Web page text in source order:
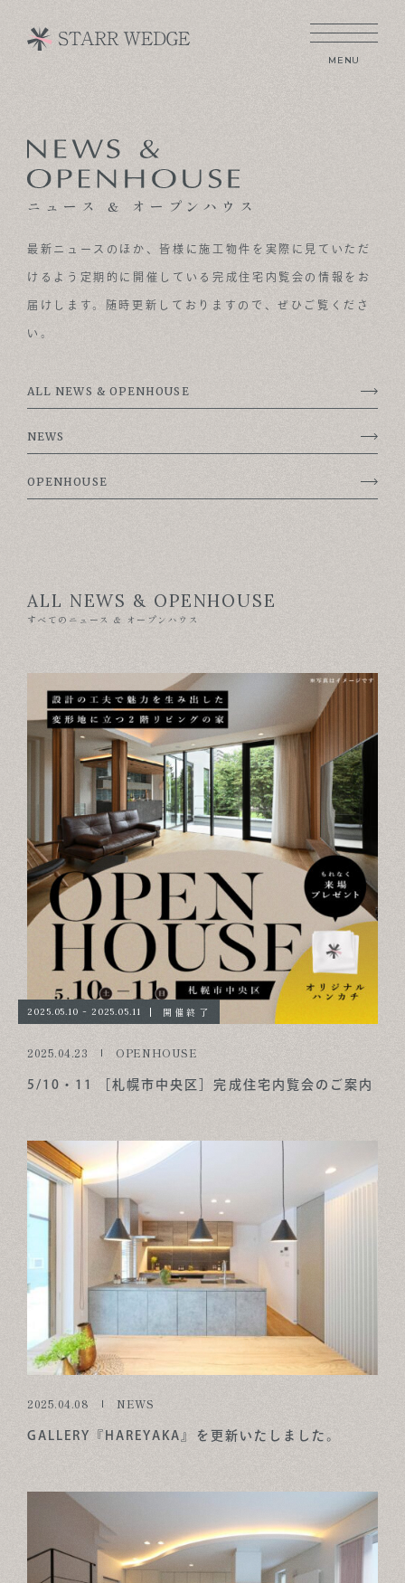
MENU
CONCEPT
TECHNOLOGY
VOICE
MODEL HOUSE
NEWS & OPENHOUSE
FOR BUSINESS
SUSTAINABLE DESIGN
COMPANY
ニュース & オープンハウス
最新ニュースのほか、皆様に施工物件を実際に見ていただ
けるよう定期的に開催している完成住宅内覧会の情報をお
届けします。 随時更新しておりますので、ぜひご覧くださ
い。
ALL NEWS & OPENHOUSE
NEWS
OPENHOUSE
ALL NEWS & OPENHOUSE
すべてのニュース & オープンハウス
2025.05.10 - 2025.05.11 開催終了
2025.04.23 OPENHOUSE
5/10・11 ［札幌市中央区］完成住宅内覧会のご案内
2025.04.08 NEWS
GALLERY『HAREYAKA』を更新いたしました。